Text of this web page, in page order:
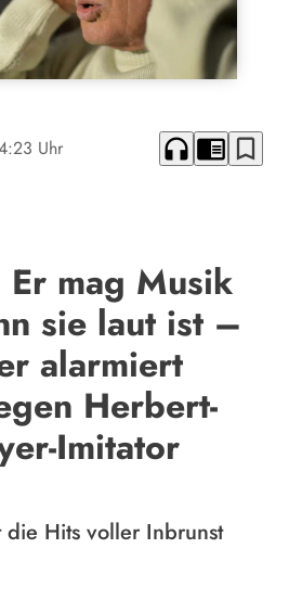
Uhr headphones chrome_reader_mode bookmark_border
Er mag Musik
sie laut ist –
alarmiert
Herbert-
Imitator
die Hits voller Inbrunst